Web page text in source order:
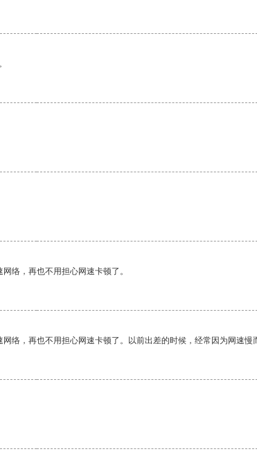
络，再也不用担心网速卡顿了。
，再也不用担心网速卡顿了。以前出差的时候，经常因为网速慢